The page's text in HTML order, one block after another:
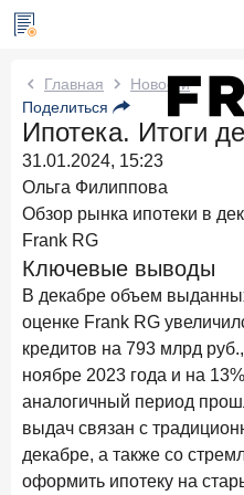
Новости Frank RG
Сегодня в 11:00
По итогам июля 2026 года
составил 1 061,9 млрд руб.
Два дня назад
Клиентский путь
руководителя в банке
24 июля 2026 года
Ипотека в России: итоги
22 июля 2026 года
Выгодные тарифы на
существенный фактор
15 июля 2026 года
Главная
Новости
Поделиться
Ипотека. Итоги
31.01.2024, 15:23
Ольга Филиппова
Обзор рынка ипотеки в
Frank RG
Ключевые выводы
В декабре объем
оценке Frank RG
кредитов на 793 млрд
ноябре 2023 года и на
аналогичный период
выдач связан с
декабре, а также со
оформить ипотеку на